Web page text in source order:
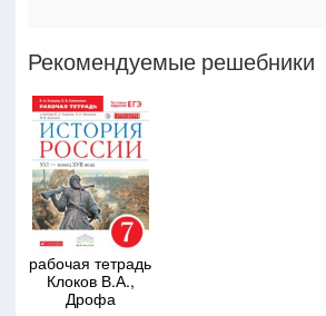
Рекомендуемые решебники
рабочая тетрадь
Клоков В.А.,
Дрофа